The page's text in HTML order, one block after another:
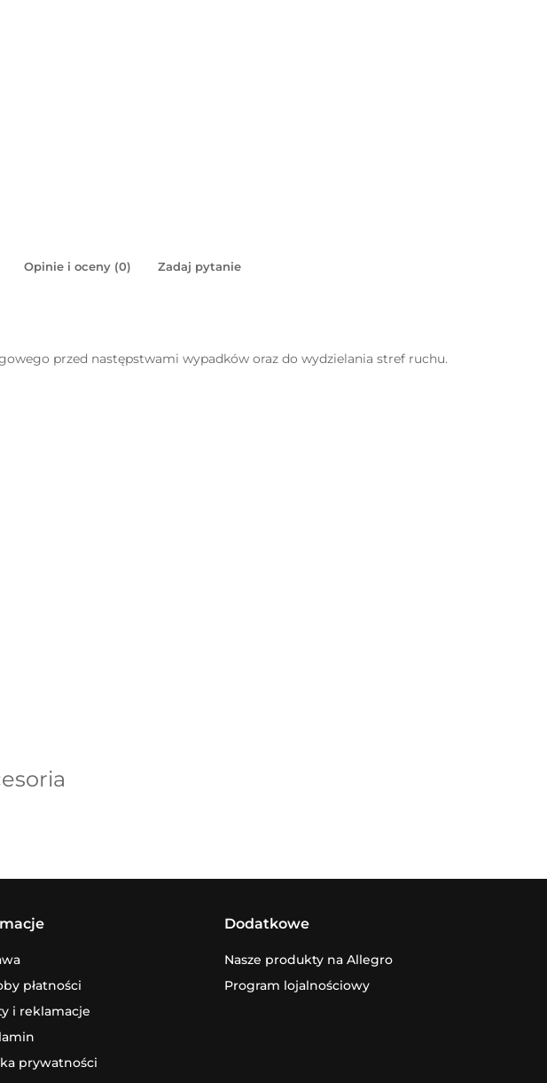
Opinie i oceny (0) Zadaj pytanie
przed następstwami wypadków oraz do wydzielania stref ruchu.
płatności
i reklamacje
prywatności
Dodatkowe
Nasze produkty na Allegro
Program lojalnościowy